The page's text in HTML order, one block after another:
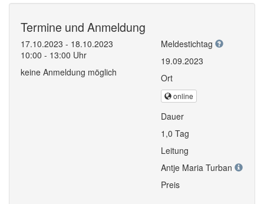
Termine und Anmeldung
17.10.2023 - 18.10.2023
10:00 - 13:00 Uhr
keine Anmeldung möglich
Meldestichtag
19.09.2023
Ort
online
Dauer
1,0 Tag
Leitung
Antje Maria Turban
Preis